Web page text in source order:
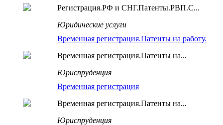
Регистрация.РФ и СНГ.Патенты.РВП.С...
Юридические услуги
Временная регистрация.Патенты на работу.
Временная регистрация.Патенты на...
Юриспруденция
Временная регистрация
Временная регистрация.Патенты на...
Юриспруденция